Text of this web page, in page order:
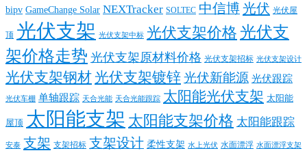
bipv GameChange Solar NEXTracker SOLTEC 中信博光伏 光伏屋
顶 光伏支架 光伏支架中标 光伏支架价格 光伏支
架价格走势 光伏支架原材料价格 光伏支架招标 光伏支架设计
光伏支架钢材光伏支架镀锌光伏新能源 光伏跟踪
光伏车棚 单轴跟踪 天合光能 天合光能跟踪 太阳能光伏支架 太阳能
屋顶 太阳能支架 太阳能支架价格 太阳能跟踪
安泰 支架 支架招标 支架设计 柔性支架 水上光伏 水面漂浮 水面漂浮支架